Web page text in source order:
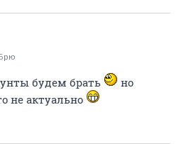
Брю
будем брать
но
не актуально